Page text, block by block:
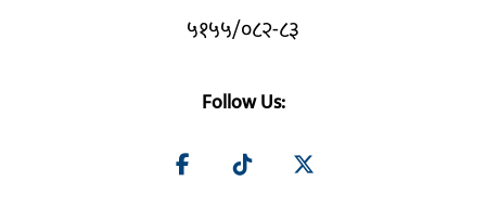
५१५५/०८२-८३
Follow Us: